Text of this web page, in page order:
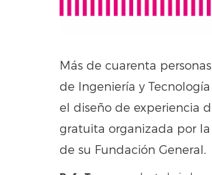
Más de cuarenta
de Ingeniería y
el diseño de experiencia
gratuita organizada por la
de su Fundación General.